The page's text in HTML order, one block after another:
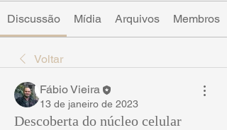
Discussão Mídia Arquivos Membros
Voltar
Fábio Vieira
13 de janeiro de 2023
Descoberta do núcleo celular